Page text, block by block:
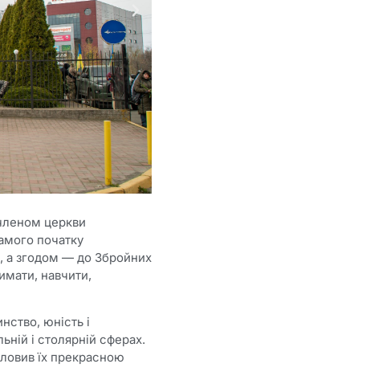
церкви
початку
а згодом — до Збройних
навчити,
юність і
і столярній сферах.
їх прекрасною